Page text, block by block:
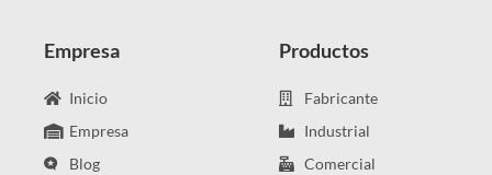
Empresa
Inicio
Empresa
Blog
Productos
Fabricante
Industrial
Comercial